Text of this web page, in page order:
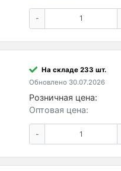
-
На складе 233 шт.
Обновлено 30.07.2026
Розничная цена:
Оптовая цена:
-